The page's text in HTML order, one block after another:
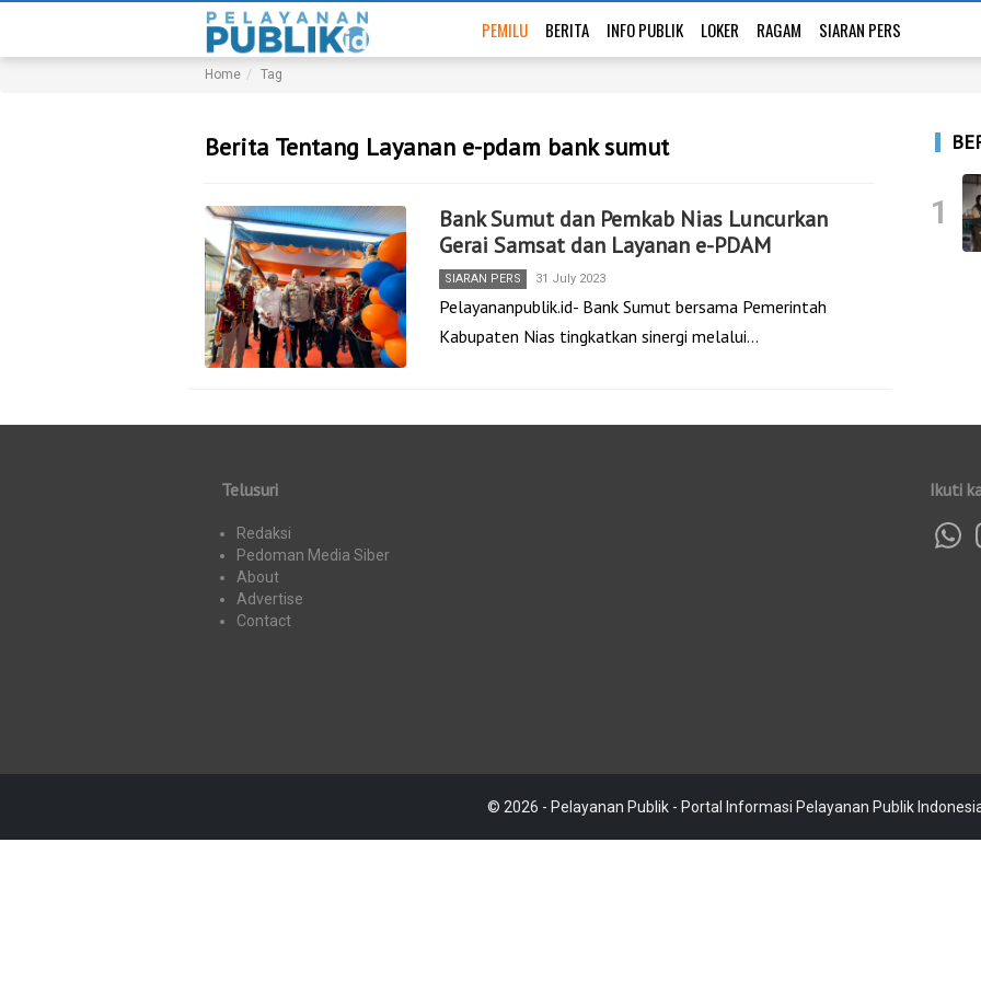
PEMILU BERITA INFO PUBLIK LOKER RAGAM SIARAN PERS
Home Tag
Berita Tentang Layanan e-pdam bank sumut
Bank Sumut dan Pemkab Nias Luncurkan
Gerai Samsat dan Layanan e-PDAM
SIARAN PERS 31 July 2023
Pelayananpublik.id- Bank Sumut bersama Pemerintah
Kabupaten Nias tingkatkan sinergi melalui…
1
Telusuri
Redaksi
Pedoman Media Siber
About
Advertise
Contact
Ikuti
© 2026 - Pelayanan Publik - Portal Informasi Pelayanan Publik